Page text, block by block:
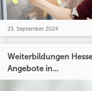
23. September 2024
Weiterbildungen
Angebote in...